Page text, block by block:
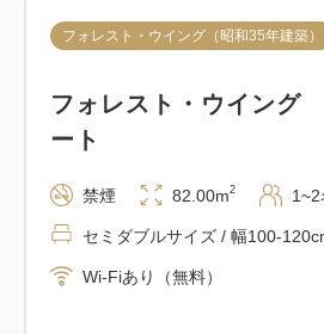
フォレスト・ウイング（昭和35年建築）
フォレスト・ウイン
ート
禁煙 82.00m2 1~2
セミダブルサイズ / 幅100-
Wi-Fiあり（無料）